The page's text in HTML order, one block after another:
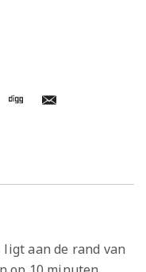
aan de rand van